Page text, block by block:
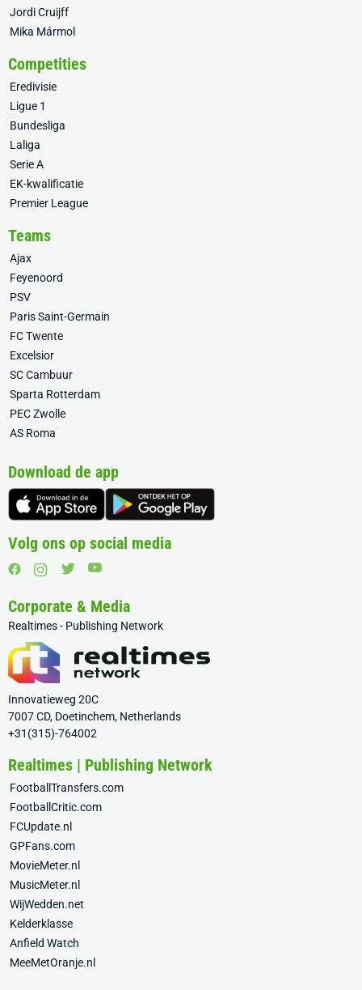
Jordi Cruijff
Mika Mármol
Competities
Eredivisie
Ligue 1
Bundesliga
Laliga
Serie A
EK-kwalificatie
Premier League
Teams
Ajax
Feyenoord
PSV
Paris Saint-Germain
FC Twente
Excelsior
SC Cambuur
Sparta Rotterdam
PEC Zwolle
AS Roma
Download de app
Volg ons op social media
Corporate & Media
Realtimes - Publishing Network
Innovatieweg 20C
7007 CD, Doetinchem, Netherlands
+31(315)-764002
Realtimes | Publishing Network
FootballTransfers.com
FootballCritic.com
FCUpdate.nl
GPFans.com
MovieMeter.nl
MusicMeter.nl
WijWedden.net
Kelderklasse
Anfield Watch
MeeMetOranje.nl